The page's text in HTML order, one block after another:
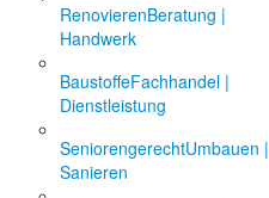
RenovierenBeratung |
Handwerk
BaustoffeFachhandel |
Dienstleistung
SeniorengerechtUmbauen |
Sanieren